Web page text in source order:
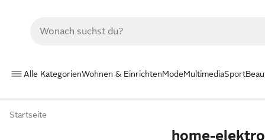
Alle KategorienWohnen & EinrichtenModeMultimediaSport
Startseite
home-elektro